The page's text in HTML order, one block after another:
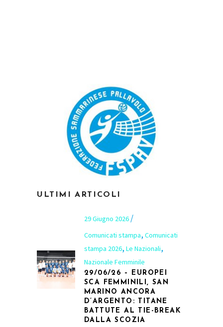
ULTIMI ARTICOLI
29 Giugno 2026
Comunicati stampa, Comunicati
stampa 2026, Le Nazionali,
Nazionale Femminile
29/06/26 – EUROPEI
SCA FEMMINILI, SAN
MARINO ANCORA
D’ARGENTO: TITANE
BATTUTE AL TIE-BREAK
DALLA SCOZIA